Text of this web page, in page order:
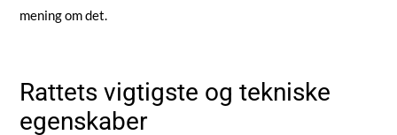
mening om det.
Rattets vigtigste og tekniske
egenskaber